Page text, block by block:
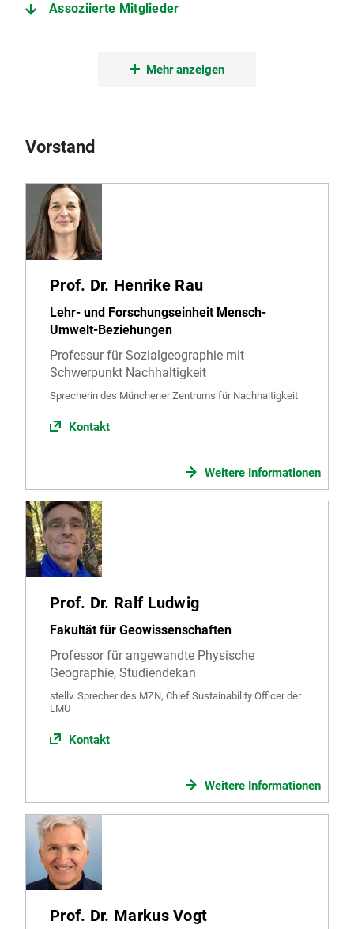
Assoziierte Mitglieder
Mehr anzeigen
Vorstand
Prof. Dr. Henrike Rau
Lehr- und Forschungseinheit Mensch-
Umwelt-Beziehungen
Professur für Sozialgeographie mit
Schwerpunkt Nachhaltigkeit
Sprecherin des Münchener Zentrums für Nachhaltigkeit
Kontakt
Weitere Informationen
Prof. Dr. Ralf Ludwig
Fakultät für Geowissenschaften
Professor für angewandte Physische
Geographie, Studiendekan
stellv. Sprecher des MZN, Chief Sustainability Officer der
LMU
Kontakt
Weitere Informationen
Prof. Dr. Markus Vogt